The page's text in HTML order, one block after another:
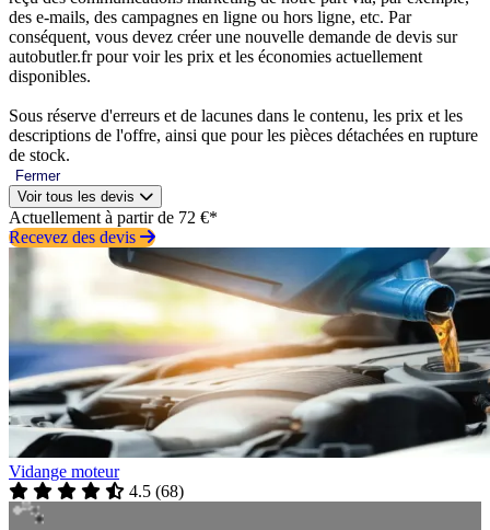
des e-mails, des campagnes en ligne ou hors ligne, etc. Par
conséquent, vous devez créer une nouvelle demande de devis sur
autobutler.fr pour voir les prix et les économies actuellement
disponibles.
Sous réserve d'erreurs et de lacunes dans le contenu, les prix et les
descriptions de l'offre, ainsi que pour les pièces détachées en rupture
de stock.
Fermer
Voir tous les devis
Actuellement à partir de 72 €*
Recevez des devis
Vidange moteur
4.5 (68)